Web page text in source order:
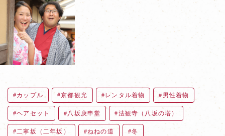
カップル 京都観光 レンタル着物 男性着物
ヘアセット 八坂庚申堂 法観寺（八坂の塔）
二寧坂（二年坂） ねねの道 冬